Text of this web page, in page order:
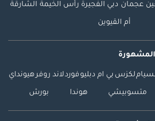
عجمان دبي الفجيرة رأس الخيمة الشارقة
أم القيوين
لكزس بي ام دبليوفوردلاند روفرهيونداي
متسوبيشي هوندا بورش